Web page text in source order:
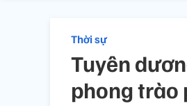
Thời sự
Tuyên
phong trào